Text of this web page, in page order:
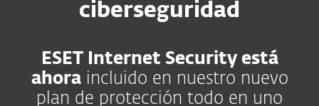
ciberseguridad
ESET Internet Security está
ahoraincluido en nuestro nuevo
plan de protección todo en uno